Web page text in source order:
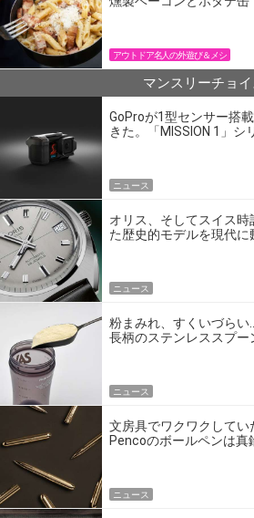
アウトドア名人の外遊び＆メシ
マンスリーチョイ
GoProが1型センサー搭
きた。「MISSION 1」シ
ニュース
オリス、そしてスイス
た歴史的モデルを現代
ニュース
粉まみれ、すくいづら
長柄のステンレススプー
ニュース
文房具でワクワクしてい
Pencoのボールペンは真
ニュース